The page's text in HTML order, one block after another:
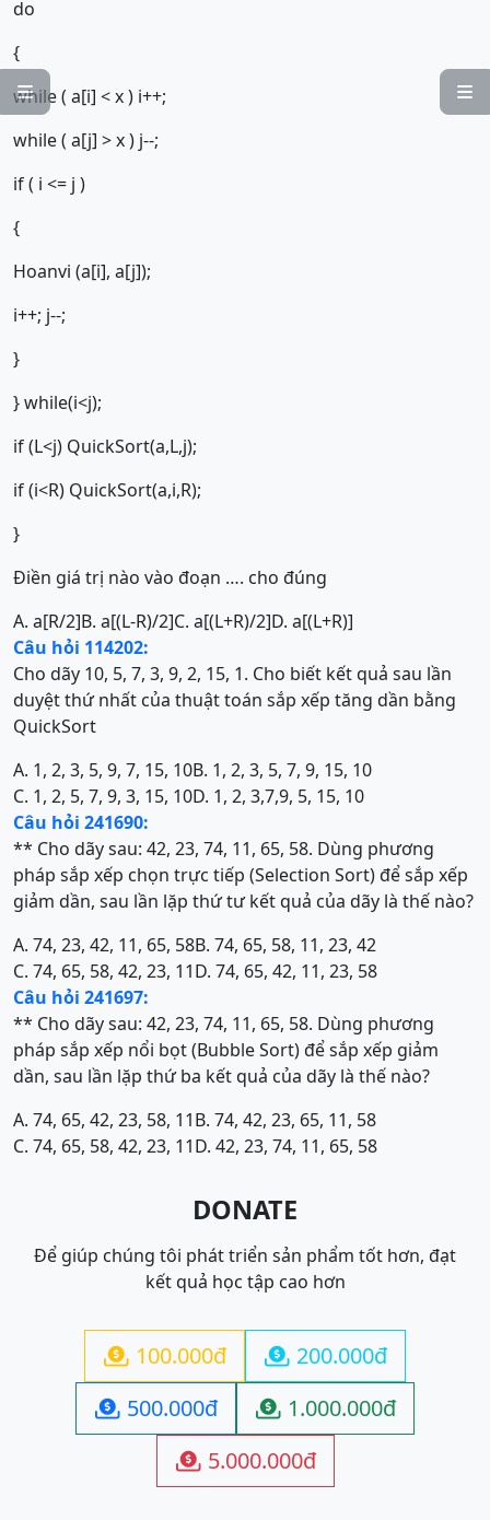


do
{
while ( a[i] < x ) i++;
while ( a[j] > x ) j--;
if ( i <= j )
{
Hoanvi (a[i], a[j]);
i++; j--;
}
} while(i<j);
if (L<j) QuickSort(a,L,j);
if (i<R) QuickSort(a,i,R);
}
Điền giá trị nào vào đoạn …. cho đúng
A. a[R/2]B. a[(L-R)/2]C. a[(L+R)/2]D. a[(L+R)]
Câu hỏi 114202:
Cho dãy 10, 5, 7, 3, 9, 2, 15, 1. Cho biết kết quả sau lần
duyệt thứ nhất của thuật toán sắp xếp tăng dần bằng
QuickSort
A. 1, 2, 3, 5, 9, 7, 15, 10B. 1, 2, 3, 5, 7, 9, 15, 10
C. 1, 2, 5, 7, 9, 3, 15, 10D. 1, 2, 3,7,9, 5, 15, 10
Câu hỏi 241690:
** Cho dãy sau: 42, 23, 74, 11, 65, 58. Dùng phương
pháp sắp xếp chọn trực tiếp (Selection Sort) để sắp xếp
giảm dần, sau lần lặp thứ tư kết quả của dãy là thế nào?
A. 74, 23, 42, 11, 65, 58B. 74, 65, 58, 11, 23, 42
C. 74, 65, 58, 42, 23, 11D. 74, 65, 42, 11, 23, 58
Câu hỏi 241697:
** Cho dãy sau: 42, 23, 74, 11, 65, 58. Dùng phương
pháp sắp xếp nổi bọt (Bubble Sort) để sắp xếp giảm
dần, sau lần lặp thứ ba kết quả của dãy là thế nào?
A. 74, 65, 42, 23, 58, 11B. 74, 42, 23, 65, 11, 58
C. 74, 65, 58, 42, 23, 11D. 42, 23, 74, 11, 65, 58
DONATE
Để giúp chúng tôi phát triển sản phẩm tốt hơn, đạt
kết quả học tập cao hơn
 100.000đ  200.000đ
 500.000đ  1.000.000đ
 5.000.000đ